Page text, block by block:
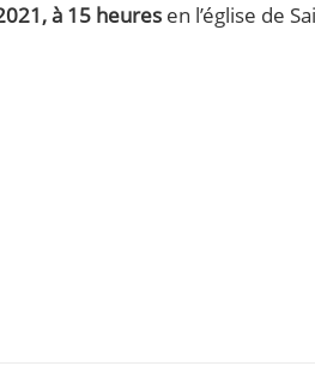
à 15 heures en l’église de